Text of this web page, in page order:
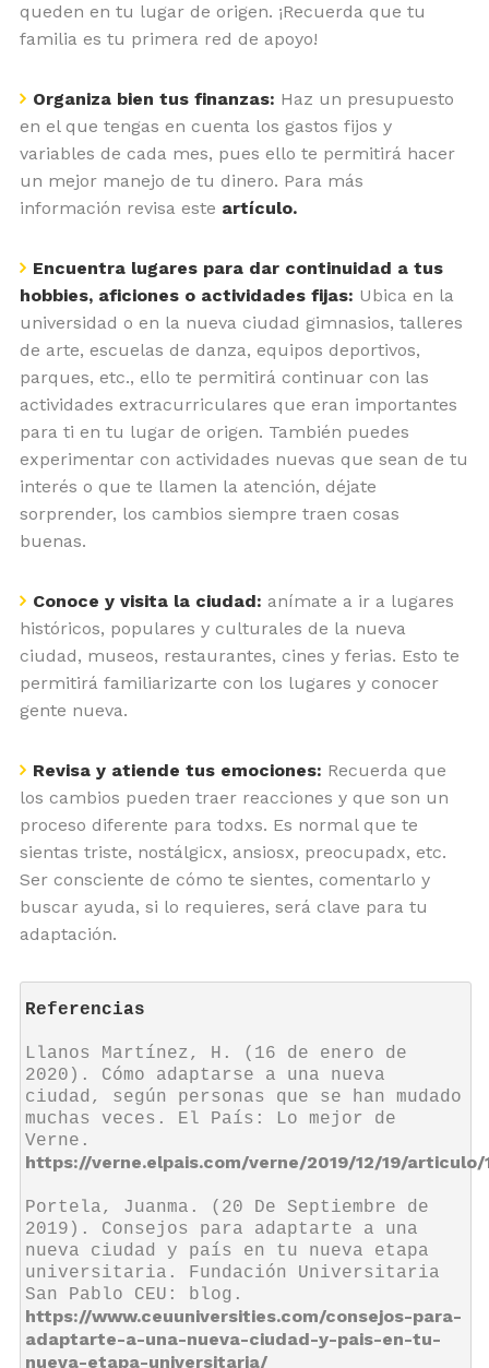
queden en tu lugar de origen. ¡Recuerda que tu
familia es tu primera red de apoyo!
Organiza bien tus finanzas: Haz un presupuesto
en el que tengas en cuenta los gastos fijos y
variables de cada mes, pues ello te permitirá hacer
un mejor manejo de tu dinero. Para más
información revisa este artículo.
Encuentra lugares para dar continuidad a tus
hobbies, aficiones o actividades fijas: Ubica en la
universidad o en la nueva ciudad gimnasios, talleres
de arte, escuelas de danza, equipos deportivos,
parques, etc., ello te permitirá continuar con las
actividades extracurriculares que eran importantes
para ti en tu lugar de origen. También puedes
experimentar con actividades nuevas que sean de tu
interés o que te llamen la atención, déjate
sorprender, los cambios siempre traen cosas
buenas.
Conoce y visita la ciudad: anímate a ir a lugares
históricos, populares y culturales de la nueva
ciudad, museos, restaurantes, cines y ferias. Esto te
permitirá familiarizarte con los lugares y conocer
gente nueva.
Revisa y atiende tus emociones: Recuerda que
los cambios pueden traer reacciones y que son un
proceso diferente para todxs. Es normal que te
sientas triste, nostálgicx, ansiosx, preocupadx, etc.
Ser consciente de cómo te sientes, comentarlo y
buscar ayuda, si lo requieres, será clave para tu
adaptación.
Referencias
Llanos Martínez, H. (16 de enero de
2020). Cómo adaptarse a una nueva
ciudad, según personas que se han mudado
muchas veces. El País: Lo mejor de
https://verne.elpais.com/verne/2019/12/19/articulo/
Portela, Juanma. (20 De Septiembre de
2019). Consejos para adaptarte a una
nueva ciudad y país en tu nueva etapa
universitaria. Fundación Universitaria
https://www.ceuuniversities.com/consejos-para-
adaptarte-a-una-nueva-ciudad-y-pais-en-tu-
nueva-etapa-universitaria/